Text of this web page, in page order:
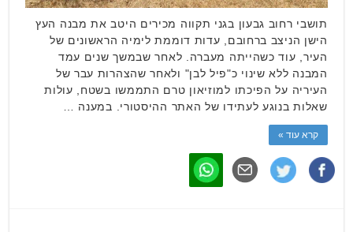
תושבי רחוב גבעון בגני תקווה מכירים היטב את מבנה העץ
הישן הניצב ברחובם, עדות דוממת לימיה הראשונים של
העיר, עוד כשהייתה מעברה. לאחר שבמשך שנים עמד
המבנה ללא שינוי כ"פיל לבן" ולאחר שהצהרות עבר של
העיריה על הפיכתו למוזיאון טרם התממשו בשטח, עולות
שאלות בנוגע לעתידו של האתר ההיסטורי. במענה …
קרא עוד »